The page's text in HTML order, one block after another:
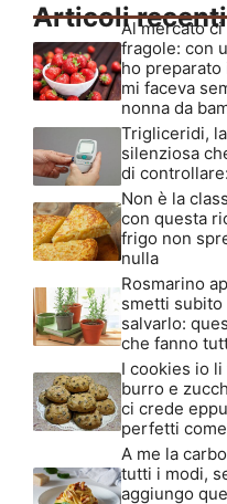
Articoli recenti
Al mercato
fragole: con
ho preparato
mi faceva
nonna da
Trigliceridi,
silenziosa
di
Non è la
con questa
frigo non
nulla
Rosmarino
smetti subito
salvarlo:
che fanno
I cookies io
burro e
ci crede
perfetti
A me la
tutti i modi,
aggiungo